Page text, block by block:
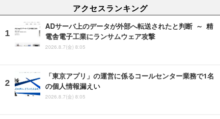
アクセスランキング
ADサーバ上のデータが外部へ転送されたと判断 ～ 精
電舎電子工業にランサムウェア攻撃
2026.8.7(金) 8:05
「東京アプリ」の運営に係るコールセンター業務で1名
の個人情報漏えい
2026.8.7(金) 8:05